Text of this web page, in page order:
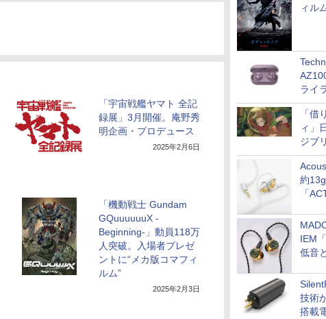
ィル
ライ
「借
ィ」
ジブ
約
「
IEM
低音
技術
搭載
「宇宙戦艦ヤマト 全記
録展」3月開催。庵野秀
明企画・プロデュース
2025年2月6日
「機動戦士 Gundam
GQuuuuuuX -
Beginning-」動員118万
人突破。入場者プレゼ
ントに“メカ版コマフィ
ルム”
2025年2月3日